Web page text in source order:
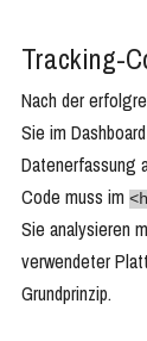
Tracking-
Nach der
Sie im
Datenerfassung
Code muss im
Sie analysieren
verwendeter
Grundprinzip.